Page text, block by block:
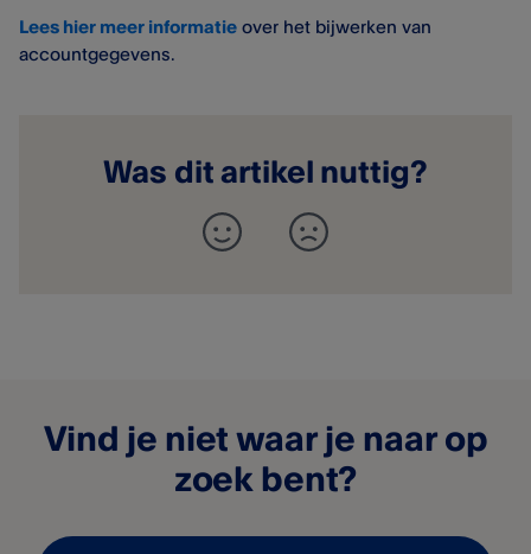
Lees hier meer informatie over het bijwerken van
accountgegevens.
Was dit artikel nuttig?
Vind je niet waar je naar op
zoek bent?